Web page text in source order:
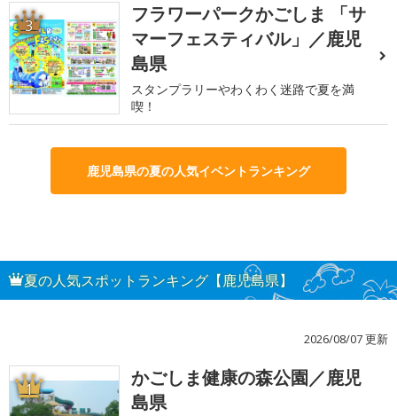
3
フラワーパークかごしま 「サ
マーフェスティバル」／鹿児
島県
スタンプラリーやわくわく迷路で夏を満
喫！
鹿児島県の夏の人気イベントランキング
夏の人気スポットランキング【鹿児島県】
2026/08/07 更新
1
かごしま健康の森公園／鹿児
島県